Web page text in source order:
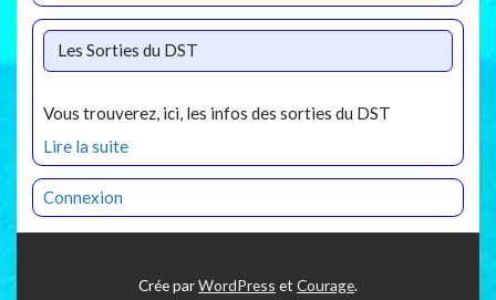
Les Sorties du DST
Vous trouverez, ici, les infos des sorties du DST
Lire la suite
Connexion
Crée parWordPress et Courage.